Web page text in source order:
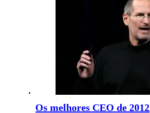
Os melhores CEO de 2012